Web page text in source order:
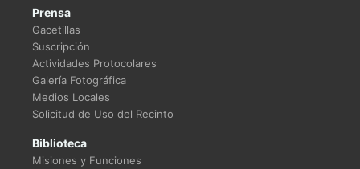
Prensa
Gacetillas
Suscripción
Actividades Protocolares
Galería Fotográfica
Medios Locales
Solicitud de Uso del Recinto
Biblioteca
Misiones y Funciones